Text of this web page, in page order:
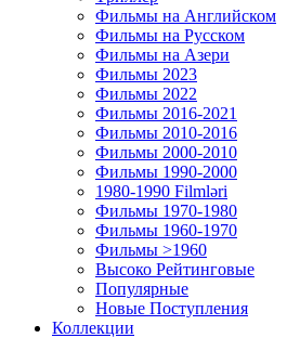
Фильмы на Английском
Фильмы на Русском
Фильмы на Азери
Фильмы 2023
Фильмы 2022
Фильмы 2016-2021
Фильмы 2010-2016
Фильмы 2000-2010
Фильмы 1990-2000
1980-1990 Filmləri
Фильмы 1970-1980
Фильмы 1960-1970
Фильмы >1960
Высоко Рейтинговые
Популярные
Новые Поступления
Коллекции